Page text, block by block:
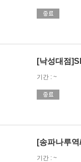
[낙성대점
기간 : ~
[송파나루
기간 : ~